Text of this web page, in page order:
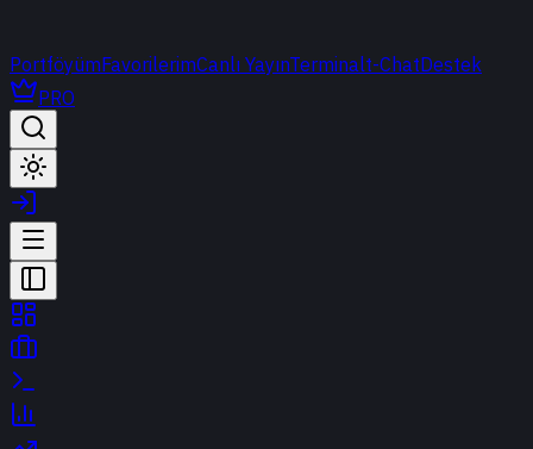
PortföyümFavorilerimCanlı YayınTerminalt-ChatDestek
PRO